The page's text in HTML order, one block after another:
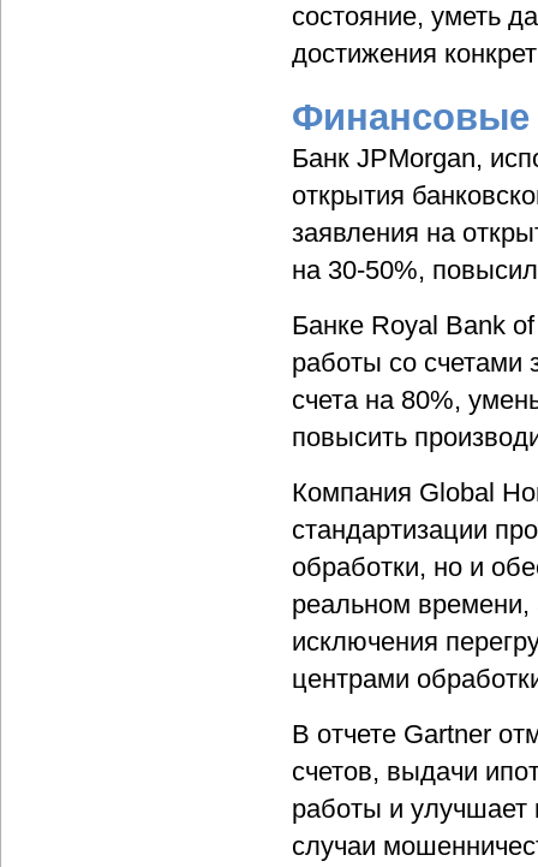
состояние, уметь
достижения
Финансовые
Банк JPMorgan,
открытия
заявления на
на 30-50%,
Банке Royal Bank
работы со счетами
счета на 80%,
повысить
Компания Global
стандартизации
обработки, но и
реальном времени,
исключения
центрами
В отчете Gartner
счетов, выдачи
работы и улучшает
случаи